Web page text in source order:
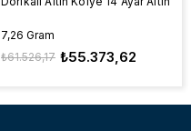
7,26 Gram
₺55.373,62
₺61.526,17